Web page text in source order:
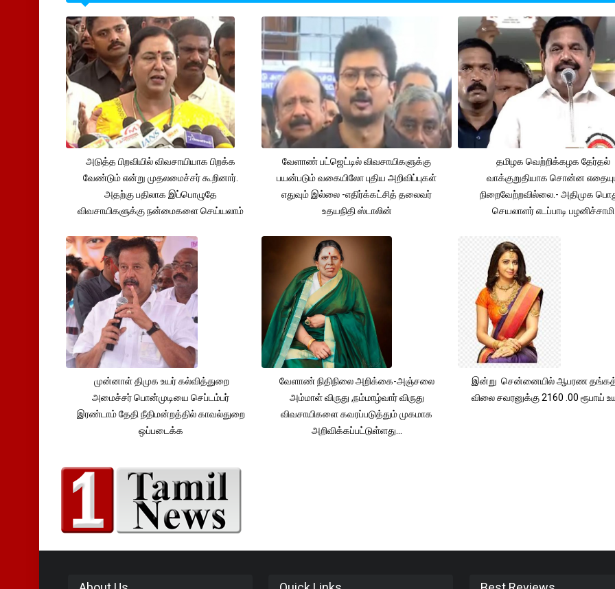
அடுத்த பிறவியில் விவசாயியாக பிறக்க
வேண்டும் என்று முதலமைச்சர் கூறினார்.
அதற்கு பதிலாக இப்பொழுதே
விவசாயிகளுக்கு நன்மைகளை செய்யலாம்
வேளாண் பட்ஜெட்டில் விவசாயிகளுக்கு
பயன்படும் வகையிலோ புதிய அறிவிப்புகள்
எதுவும் இல்லை -எதிர்க்கட்சித் தலைவர்
உதயநிதி ஸ்டாலின்
தமிழக வெற்றிக்கழக தேர்தல்
வாக்குறுதியாக சொன்ன
நிறைவேற்றவில்லை.- அதிமுக
செயலாளர் எடப்பாடி பழனிச்சாமி
முன்னாள் திமுக உயர் கல்வித்துறை
அமைச்சர் பொன்முடியை செப்டம்பர்
இரண்டாம் தேதி நீதிமன்றத்தில் காவல்துறை
ஒப்படைக்க
வேளாண் நிதிநிலை அறிக்கை-அஞ்சலை
அம்மாள் விருது ,நம்மாழ்வார் விருது
விவசாயிகளை கவரப்படுத்தும் முகமாக
அறிவிக்கப்பட்டுள்ளது...
இன்று சென்னையில் ஆபரண
விலை சவரனுக்கு 2160 .00 ரூபாய்